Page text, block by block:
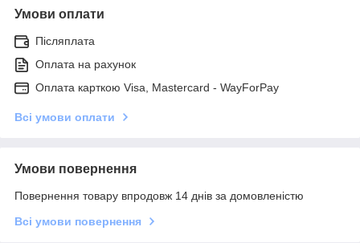
Умови оплати
Післяплата
Оплата на рахунок
Оплата карткою Visa, Mastercard - WayForPay
Всі умови оплати
Умови повернення
Повернення товару впродовж 14 днів за домовленістю
Всі умови повернення